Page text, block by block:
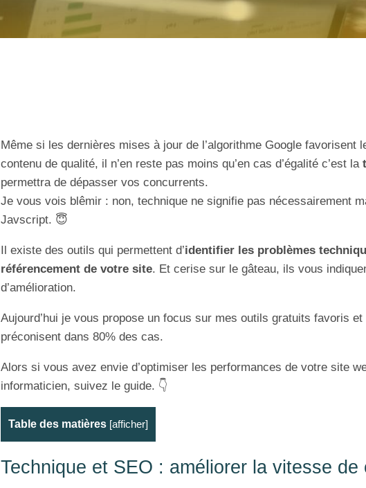
Même si les dernières mises à jour de l’algorithme Google favorisent
contenu de qualité, il n’en reste pas moins qu’en cas d’égalité c’est la
permettra de dépasser vos concurrents.
Je vous vois blêmir : non, technique ne signifie pas nécessairement
Javscript. 😇
Il existe des outils qui permettent d’identifier les problèmes
référencement de votre site. Et cerise sur le gâteau, ils vous
d’amélioration.
Aujourd’hui je vous propose un focus sur mes outils gratuits favoris
préconisent dans 80% des cas.
Alors si vous avez envie d’optimiser les performances de votre site
informaticien, suivez le guide. 👇
Table des matières [afficher]
Technique et SEO : améliorer la vitesse de